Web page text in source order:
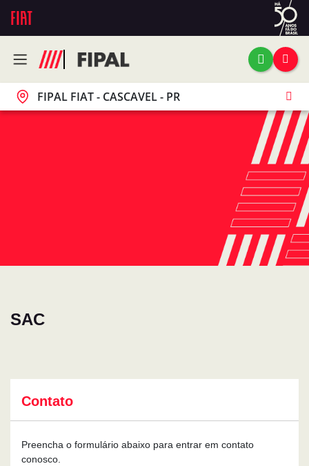
FIPAL FIAT - CASCAVEL - PR
SAC
Contato
Preencha o formulário abaixo para entrar em contato
conosco.